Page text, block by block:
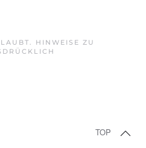
HINWEISE ZU
TOP